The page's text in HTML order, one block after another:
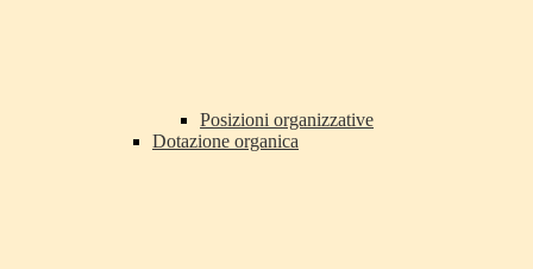
Posizioni organizzative
Dotazione organica